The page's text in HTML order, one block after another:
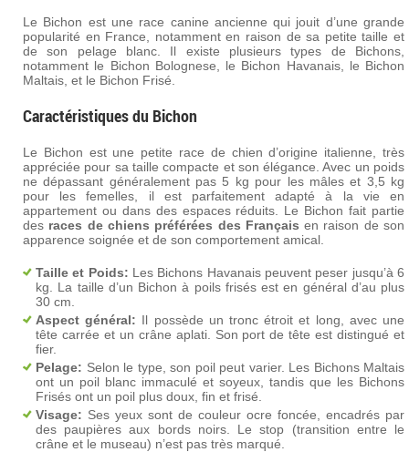
Le Bichon est une race canine ancienne qui jouit d’une grande
popularité en France, notamment en raison de sa petite taille et
de son pelage blanc. Il existe plusieurs types de Bichons,
notamment le Bichon Bolognese, le Bichon Havanais, le Bichon
Maltais, et le Bichon Frisé.
Caractéristiques du Bichon
Le Bichon est une petite race de chien d’origine italienne, très
appréciée pour sa taille compacte et son élégance. Avec un poids
ne dépassant généralement pas 5 kg pour les mâles et 3,5 kg
pour les femelles, il est parfaitement adapté à la vie en
appartement ou dans des espaces réduits. Le Bichon fait partie
des races de chiens préférées des Français en raison de son
apparence soignée et de son comportement amical.
Taille et Poids: Les Bichons Havanais peuvent peser jusqu’à 6
kg. La taille d’un Bichon à poils frisés est en général d’au plus
30 cm.
Aspect général: Il possède un tronc étroit et long, avec une
tête carrée et un crâne aplati. Son port de tête est distingué et
fier.
Pelage: Selon le type, son poil peut varier. Les Bichons Maltais
ont un poil blanc immaculé et soyeux, tandis que les Bichons
Frisés ont un poil plus doux, fin et frisé.
Visage: Ses yeux sont de couleur ocre foncée, encadrés par
des paupières aux bords noirs. Le stop (transition entre le
crâne et le museau) n’est pas très marqué.